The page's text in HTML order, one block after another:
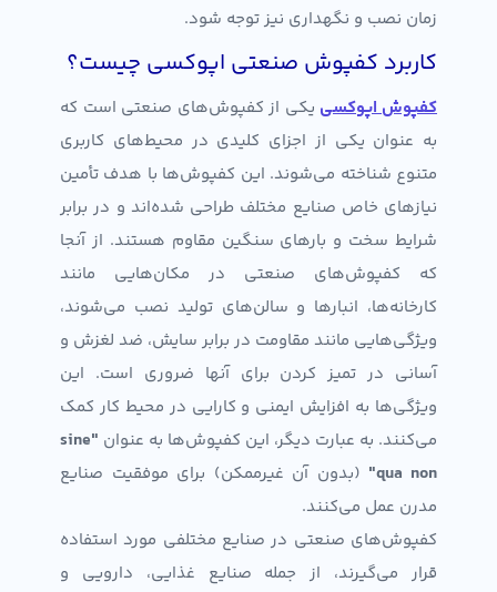
زمان نصب و نگهداری نیز توجه شود.
کاربرد کفپوش صنعتی اپوکسی چیست؟
کفپوش اپوکسی یکی از کفپوش‌های صنعتی است که
به عنوان یکی از اجزای کلیدی در محیط‌های کاربری
متنوع شناخته می‌شوند. این کفپوش‌ها با هدف تأمین
نیازهای خاص صنایع مختلف طراحی شده‌اند و در برابر
شرایط سخت و بارهای سنگین مقاوم هستند. از آنجا
که کفپوش‌های صنعتی در مکان‌هایی مانند
کارخانه‌ها، انبارها و سالن‌های تولید نصب می‌شوند،
ویژگی‌هایی مانند مقاومت در برابر سایش، ضد لغزش و
آسانی در تمیز کردن برای آنها ضروری است. این
ویژگی‌ها به افزایش ایمنی و کارایی در محیط کار کمک
می‌کنند. به عبارت دیگر، این کفپوش‌ها به عنوان "sine
qua non"
(بدون آن غیرممکن) برای موفقیت صنایع
مدرن عمل می‌کنند.
کفپوش‌های صنعتی در صنایع مختلفی مورد استفاده
قرار می‌گیرند، از جمله صنایع غذایی، دارویی و